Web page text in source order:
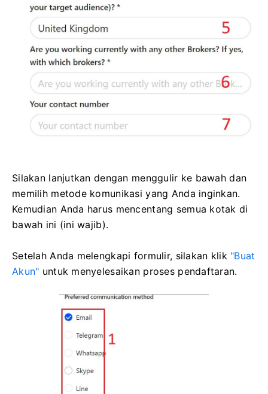
Silakan lanjutkan dengan menggulir ke bawah dan
memilih metode komunikasi yang Anda inginkan.
Kemudian Anda harus mencentang semua kotak di
bawah ini (ini wajib).
Setelah Anda melengkapi formulir, silakan klik "Buat
Akun" untuk menyelesaikan proses pendaftaran.